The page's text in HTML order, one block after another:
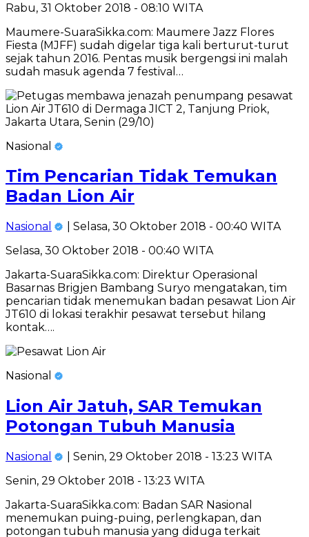
Rabu, 31 Oktober 2018 - 08:10 WITA
Maumere-SuaraSikka.com: Maumere Jazz Flores
Fiesta (MJFF) sudah digelar tiga kali berturut-turut
sejak tahun 2016. Pentas musik bergengsi ini malah
sudah masuk agenda 7 festival…
Nasional
Tim Pencarian Tidak Temukan
Badan Lion Air
Nasional
| Selasa, 30 Oktober 2018 - 00:40 WITA
Selasa, 30 Oktober 2018 - 00:40 WITA
Jakarta-SuaraSikka.com: Direktur Operasional
Basarnas Brigjen Bambang Suryo mengatakan, tim
pencarian tidak menemukan badan pesawat Lion Air
JT610 di lokasi terakhir pesawat tersebut hilang
kontak….
Nasional
Lion Air Jatuh, SAR Temukan
Potongan Tubuh Manusia
Nasional
| Senin, 29 Oktober 2018 - 13:23 WITA
Senin, 29 Oktober 2018 - 13:23 WITA
Jakarta-SuaraSikka.com: Badan SAR Nasional
menemukan puing-puing, perlengkapan, dan
potongan tubuh manusia yang diduga terkait